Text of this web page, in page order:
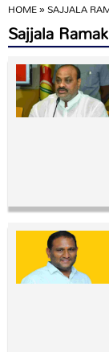
HOME»SAJJALA
Sajjala